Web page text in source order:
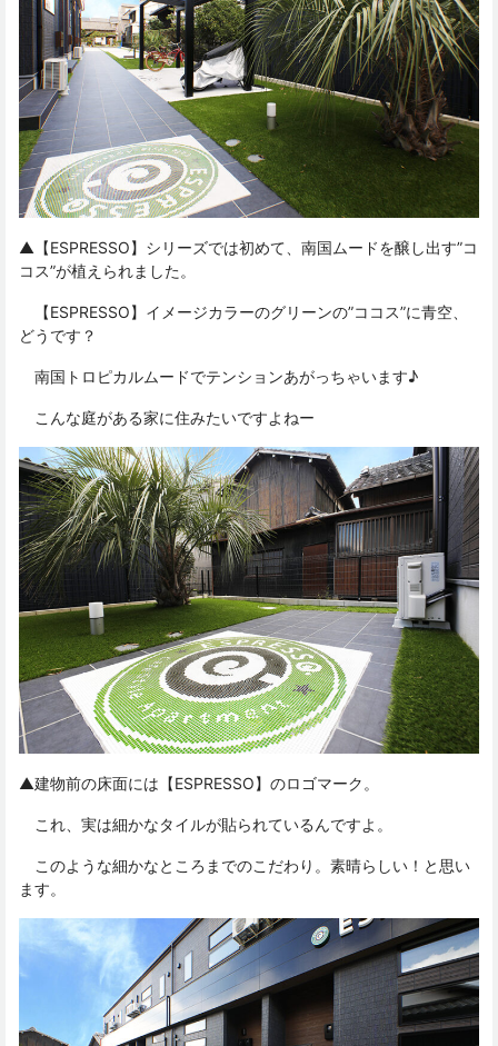
▲【ESPRESSO】シリーズでは初めて、南国ムードを醸し出す”コ
コス”が植えられました。
【ESPRESSO】イメージカラーのグリーンの”ココス”に青空、
どうです？
南国トロピカルムードでテンションあがっちゃいます♪
こんな庭がある家に住みたいですよねー
▲建物前の床面には【ESPRESSO】のロゴマーク。
これ、実は細かなタイルが貼られているんですよ。
このような細かなところまでのこだわり。素晴らしい！と思い
ます。